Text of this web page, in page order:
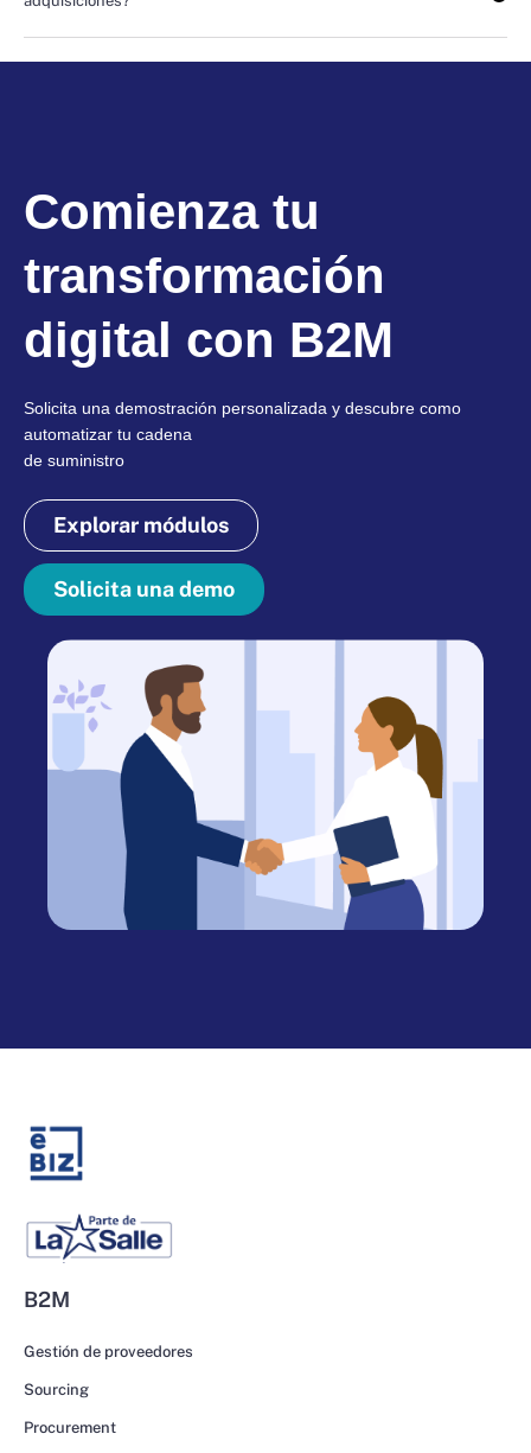
Comienza tu
transformación
digital con B2M
Solicita una demostración personalizada y descubre como
automatizar tu cadena
de suministro
Explorar módulos
Solicita una demo
B2M
Gestión de proveedores
Sourcing
Procurement